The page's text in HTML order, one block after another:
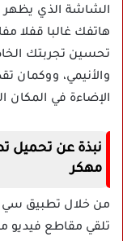
الشاشة الذي يظهر
هاتفك غالبا قفلا
تحسين تجربتك
والأنيمي، ووكمان
الإضاءة في المكان
مهكر
تلقي مقاطع فيديو